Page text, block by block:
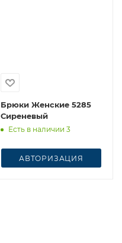
Брюки Женские 5285
Сиреневый
Есть в наличии 3
АВТОРИЗАЦИЯ